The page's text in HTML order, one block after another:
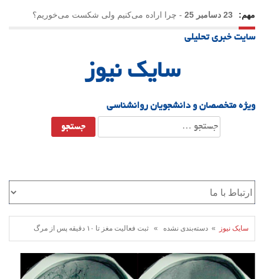
مهم: 23 دسامبر 25 - چرا اراده می‌کنیم ولی شکست می‌خوریم؟
21 دسامبر 25
سایت خبری تحلیلی
سایک نیوز
ویژه متخصصان و دانشجویان روانشناسی
جستجو
برای:
سایک نیوز » دسته‌بندی نشده » ثبت فعالیت مغز تا ۱۰ دقیقه پس از مرگ